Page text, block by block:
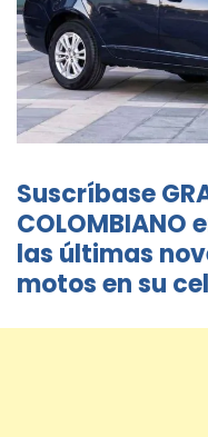
Suscríbase
las últimas
motos en su